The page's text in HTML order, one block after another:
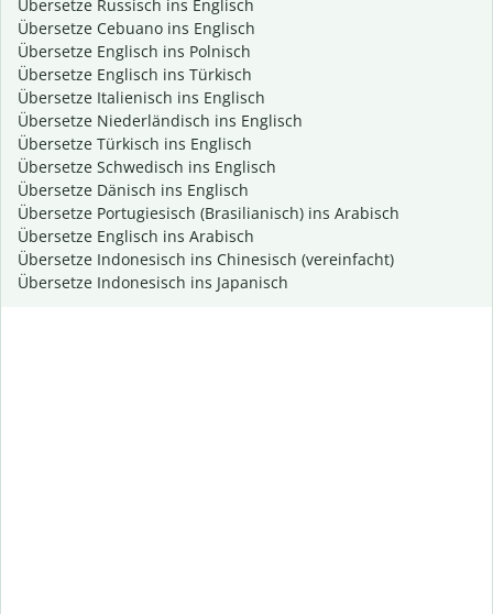
Übersetze Russisch ins Englisch
Übersetze Cebuano ins Englisch
Übersetze Englisch ins Polnisch
Übersetze Englisch ins Türkisch
Übersetze Italienisch ins Englisch
Übersetze Niederländisch ins Englisch
Übersetze Türkisch ins Englisch
Übersetze Schwedisch ins Englisch
Übersetze Dänisch ins Englisch
Übersetze Portugiesisch (Brasilianisch) ins Arabisch
Übersetze Englisch ins Arabisch
Übersetze Indonesisch ins Chinesisch (vereinfacht)
Übersetze Indonesisch ins Japanisch